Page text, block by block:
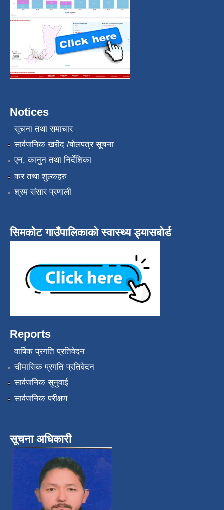
Notices
सूचना तथा समाचार
सार्वजनिक खरीद /बोलपत्र सूचना
एन, कानुन तथा निर्देशिका
कर तथा शुल्कहरु
श्रम संसार प्रणाली
सिमकोट गाउँपालिकाको स्वास्थ्य ड्यासबोर्ड
Reports
वार्षिक प्रगति प्रतिवेदन
चौमासिक प्रगति प्रतिवेदन
सार्वजनिक सुनुवाई
सार्वजनिक परीक्षण
सूचना अधिकारी